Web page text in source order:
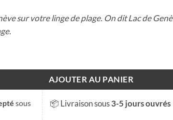
sur votre linge de plage. On dit Lac de
de plage - Lac de G'nève
AJOUTER AU PANIER
sous
📦 Livraison sous3-5 jours ouvrés